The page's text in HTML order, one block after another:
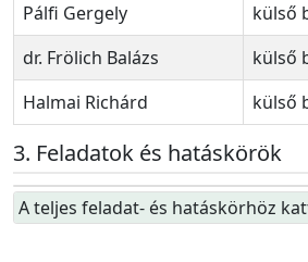
Pálfi Gergely
külső
dr. Frölich Balázs
külső
Halmai Richárd
külső
Feladatok és hatáskörök
A teljes feladat- és hatáskörhöz